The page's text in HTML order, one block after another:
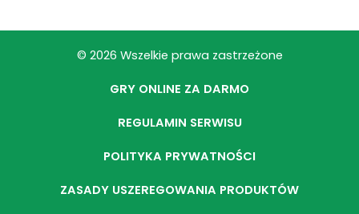
© 2026 Wszelkie prawa zastrzeżone
GRY ONLINE ZA DARMO
REGULAMIN SERWISU
POLITYKA PRYWATNOŚCI
ZASADY USZEREGOWANIA PRODUKTÓW